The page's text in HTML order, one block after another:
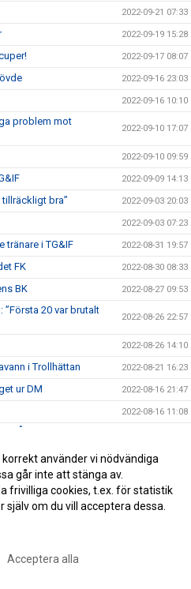
2022-09-21 07:33
2022-09-19 15:28
2022-09-17 08:07
2022-09-16 23:03
2022-09-16 10:10
problem mot
2022-09-10 17:07
2022-09-10 09:59
2022-09-09 14:13
tillräckligt bra” 2022-09-03 20:03
2022-09-03 07:23
tränare i TG&IF 2022-08-31 19:57
FK 2022-08-30 08:33
BK 2022-08-27 09:53
20 var brutalt
2022-08-26 22:57
2022-08-26 14:10
i Trollhättan 2022-08-21 16:23
ur DM 2022-08-16 21:47
2022-08-16 11:08
2022-08-12 16:18
”Kul och lärorikt att
2022-08-09 13:15
använder vi nödvändiga
går inte att stänga av.
frivilliga cookies, t.ex. för statistik
om du vill acceptera dessa.
Acceptera alla